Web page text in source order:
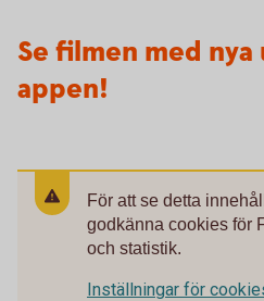
Se filmen med
appen!
För att se detta
godkänna cookies för
och statistik.
Inställningar för